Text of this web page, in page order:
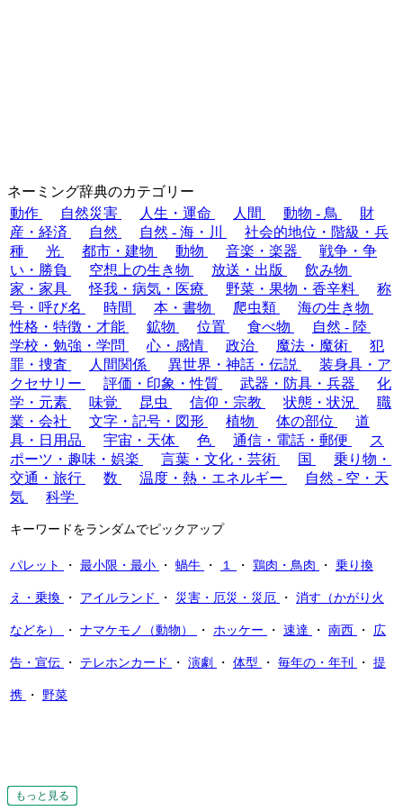
もっと見る
もっと見る
もっと見る
もっと見る
もっと見る
もっと見る
もっと見る
もっと見る
もっと見る
もっと見る
もっと見る
もっと見る
もっと見る
もっと見る
ネーミング辞典のカテゴリー
動作
自然災害 人生・運命 人間 動物 - 鳥
財
産・経済
自然 自然 - 海・川
社会的地位・階級・兵
種
光 都市・建物 動物 音楽・楽器
戦争・争
い・勝負
空想上の生き物 放送・出版
飲み物
家・家具
怪我・病気・医療 野菜・果物・香辛料
称
号・呼び名
時間 本・書物 爬虫類
海の生き物
性格・特徴・才能
鉱物 位置 食べ物
自然 - 陸
学校・勉強・学問
心・感情 政治 魔法・魔術
犯
罪・捜査
人間関係 異世界・神話・伝説
装身具・ア
クセサリー
評価・印象・性質 武器・防具・兵器
化
学・元素
味覚 昆虫 信仰・宗教 状態・状況
職
業・会社
文字・記号・図形 植物 体の部位
道
具・日用品
宇宙・天体 色 通信・電話・郵便
ス
ポーツ・趣味・娯楽
言葉・文化・芸術 国
乗り物・
交通・旅行
数 温度・熱・エネルギー
自然 - 空・天
気
科学
キーワードをランダムでピックアップ
パレット ・ 最小限・最小 ・ 蝸牛 ・ １ ・ 鶏肉・鳥肉 ・ 乗り換
え・乗換 ・ アイルランド ・ 災害・厄災・災厄 ・ 消す（かがり火
などを） ・ ナマケモノ（動物） ・ ホッケー ・ 速達 ・ 南西 ・ 広
告・宣伝 ・ テレホンカード ・ 演劇 ・ 体型 ・ 毎年の・年刊 ・ 提
携 ・ 野菜